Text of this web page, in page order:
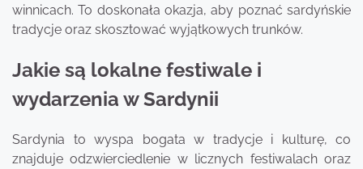
winnicach. To doskonała okazja, aby poznać sardyńskie
tradycje oraz skosztować wyjątkowych trunków.
Jakie są lokalne festiwale i
wydarzenia w Sardynii
Sardynia to wyspa bogata w tradycje i kulturę, co
znajduje odzwierciedlenie w licznych festiwalach oraz